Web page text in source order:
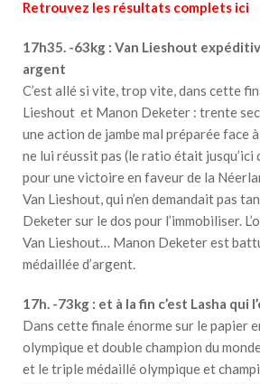
Retrouvez les résultats complets ici
17h35. -63kg : Van Lieshout
argent
C’est allé si vite, trop vite, dans cette
Lieshout et Manon Deketer : trente
une action de jambe mal préparée face
ne lui réussit pas (le ratio était
pour une victoire en faveur de la
Van Lieshout, qui n’en demandait pas
Deketer sur le dos pour l’immobiliser.
Van Lieshout… Manon Deketer est
médaillée d’argent.
17h. -73kg : et à la fin c’est Lasha qui
Dans cette finale énorme sur le papier
olympique et double champion du
et le triple médaillé olympique et